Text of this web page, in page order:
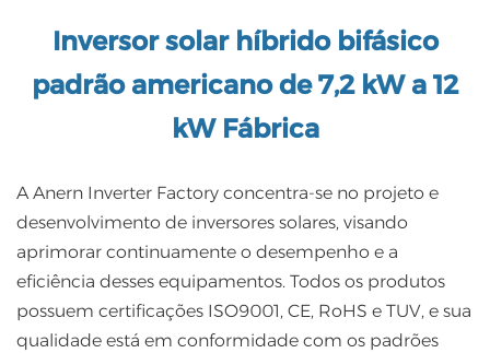
Inversor solar híbrido bifásico
padrão americano de 7,2 kW a 12
kW Fábrica
A Anern Inverter Factory concentra-se no projeto e
desenvolvimento de inversores solares, visando
aprimorar continuamente o desempenho e a
eficiência desses equipamentos. Todos os produtos
possuem certificações ISO9001, CE, RoHS e TUV, e sua
qualidade está em conformidade com os padrões